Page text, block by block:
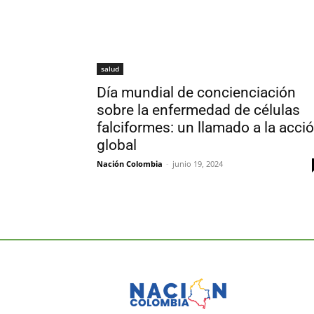
salud
Día mundial de concienciación
sobre la enfermedad de células
falciformes: un llamado a la
global
Nación Colombia - junio 19, 2024